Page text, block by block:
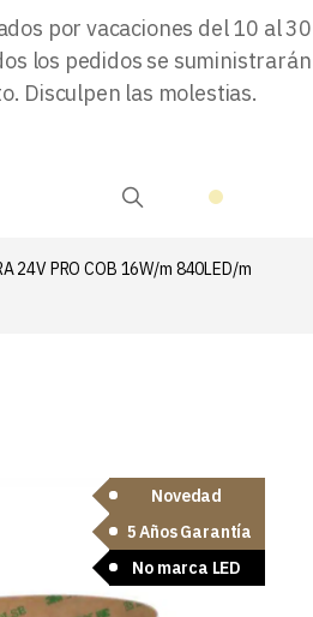
por vacaciones del 10 al 30
los pedidos se suministrarán
Disculpen las molestias.
24V PRO COB 16W/m 840LED/m
Novedad
5 Años Garantía
No marca LED